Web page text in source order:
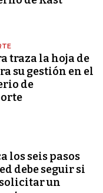
traza la hoja de
su gestión en el
de
los seis pasos
debe seguir si
un